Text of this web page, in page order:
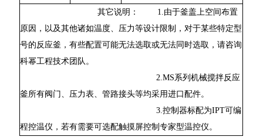
其它说明： 1.由于釜盖上空间布置
原因，以及其他诸如温度、压力等设计限制，对于某些特定型
号的反应釜，有些配置可能无法选取或无法同时选取，请咨询
科幂工程技术团队。
2.MS系列机械搅拌反应
釜所有阀门、压力表、管路接头等均采用进口配件。
3.控制器标配为IPT可编
程控温仪，若有需要可选配触摸屏控制专家型温控仪。